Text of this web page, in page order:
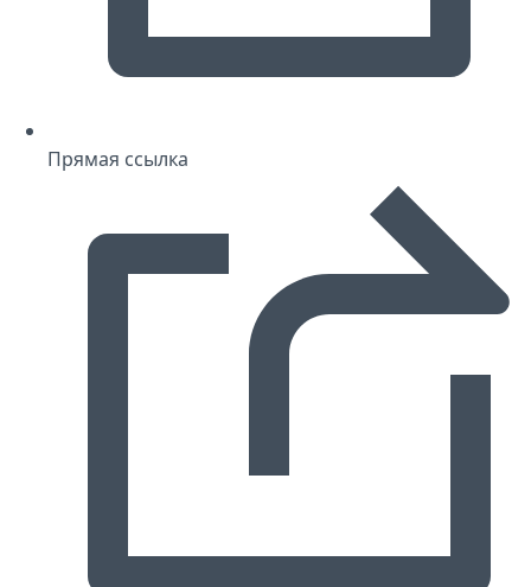
Прямая ссылка